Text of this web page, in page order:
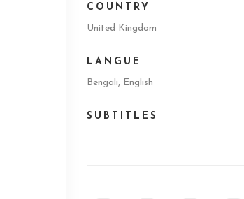
COUNTRY
United Kingdom
LANGUE
Bengali, English
SUBTITLES